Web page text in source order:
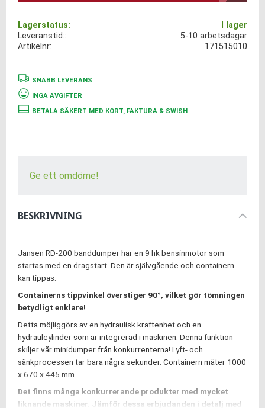
Lagerstatus I lager
Artikelnr 171515010
Leveranstid: 5-10 arbetsdagar
SNABB LEVERANS
INGA AVGIFTER
BETALA SÄKERT MED KORT, FAKTURA & SWISH
Ge ett omdöme!
BESKRIVNING
Jansen RD-200 banddumper har en 9 hk bensinmotor som
startas med en dragstart. Den är självgående och containern
kan tippas.
Containerns tippvinkel överstiger 90°, vilket gör tömningen
betydligt enklare!
Detta möjliggörs av en hydraulisk kraftenhet och en
hydraulcylinder som är integrerad i maskinen. Denna funktion
skiljer vår minidumper från konkurrenterna! Lyft- och
sänkprocessen tar bara några sekunder. Containern mäter 1000
x 670 x 445 mm.
Det finns många konkurrerande produkter med mycket
liknande maskiner. Jämför dessa erbjudanden i detalj med